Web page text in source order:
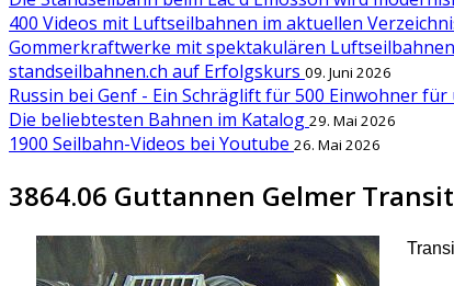
400 Videos mit Luftseilbahnen im aktuellen
Gommerkraftwerke mit spektakulären Luftseilbahnen
standseilbahnen.ch auf Erfolgskurs 09. Juni 2026
Russin bei Genf - Ein Schräglift für 500 Einwohner für
Die beliebtesten Bahnen im Katalog 29. Mai 2026
1900 Seilbahn-Videos bei Youtube 26. Mai 2026
3864.06 Guttannen Gelmer